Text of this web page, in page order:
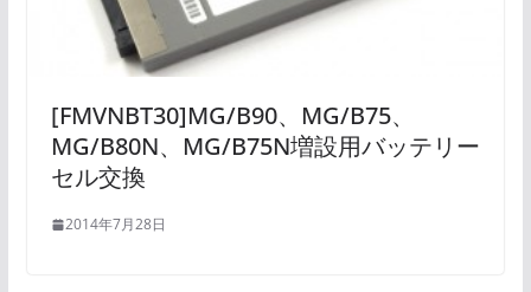
[FMVNBT30]MG/B90、MG/B75、
MG/B80N、MG/B75N増設用バッテリー
セル交換
2014年7月28日